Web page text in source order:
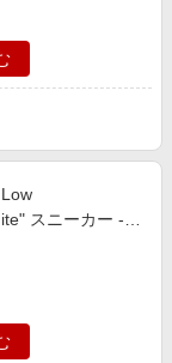
スニーカー -